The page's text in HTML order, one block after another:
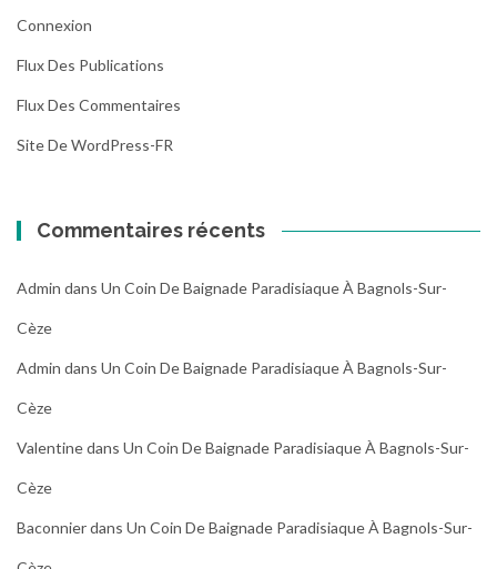
Connexion
Flux Des Publications
Flux Des Commentaires
Site De WordPress-FR
Commentaires récents
Admin dans Un Coin De Baignade Paradisiaque À Bagnols-Sur-
Cèze
Admin dans Un Coin De Baignade Paradisiaque À Bagnols-Sur-
Cèze
Valentinedans Un Coin De Baignade Paradisiaque À Bagnols-Sur-
Cèze
Baconnierdans Un Coin De Baignade Paradisiaque À Bagnols-Sur-